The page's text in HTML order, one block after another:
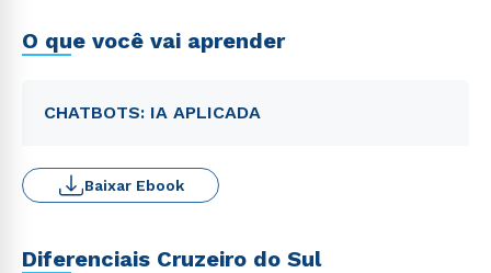
O que você vai aprender
CHATBOTS: IA APLICADA
Baixar Ebook
Diferenciais Cruzeiro do Sul